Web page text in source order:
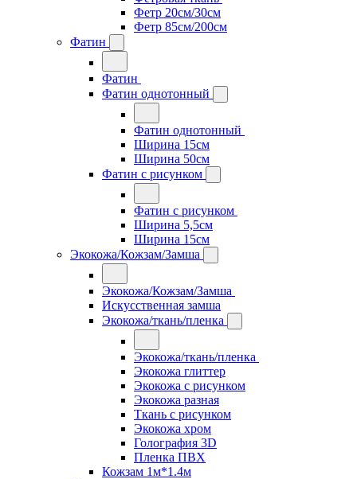
Фетр 20см/30см
Фетр 85см/200см
Фатин
Фатин
Фатин однотонный
Фатин однотонный
Ширина 15см
Ширина 50см
Фатин с рисунком
Фатин с рисунком
Ширина 5,5см
Ширина 15см
Экокожа/Кожзам/Замша
Экокожа/Кожзам/Замша
Искусственная замша
Экокожа/ткань/пленка
Экокожа/ткань/пленка
Экокожа глиттер
Экокожа с рисунком
Экокожа разная
Ткань с рисунком
Экокожа хром
Голография 3D
Пленка ПВХ
Кожзам 1м*1.4м